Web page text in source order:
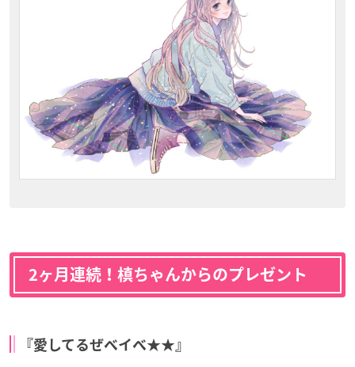
2ヶ月連続！槙ちゃんからのプレゼント
『愛してるぜベイべ★★』